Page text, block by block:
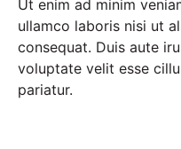
Ut enim ad minim
ullamco laboris nisi ut
consequat. Duis aute
voluptate velit esse
pariatur.